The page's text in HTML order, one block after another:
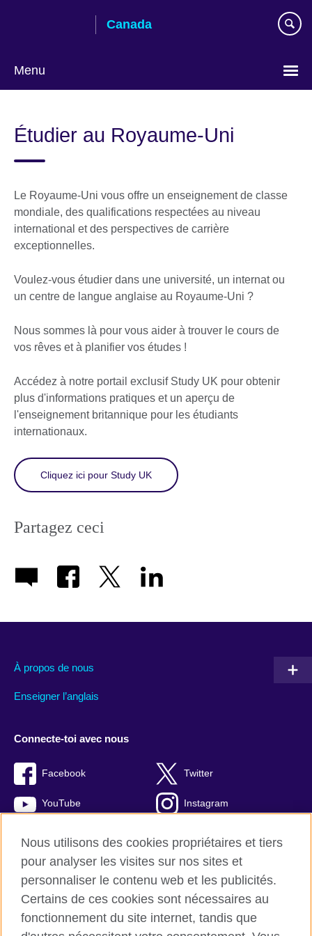
Canada
Menu
langue
Étudier au Royaume-Uni
Le Royaume-Uni vous offre un enseignement de classe
mondiale, des qualifications respectées au niveau
international et des perspectives de carrière
exceptionnelles.
Voulez-vous étudier dans une université, un internat ou
un centre de langue anglaise au Royaume-Uni ?
Nous sommes là pour vous aider à trouver le cours de
vos rêves et à planifier vos études !
Accédez à notre portail exclusif Study UK pour obtenir
plus d'informations pratiques et un aperçu de
l'enseignement britannique pour les étudiants
internationaux.
Cliquez ici pour Study UK
Partagez ceci
À propos de nous
Enseigner l’anglais
Connecte-toi avec nous
Facebook Twitter
YouTube Instagram
British Council monde
Protection des renseignements personnels
Nous utilisons des cookies propriétaires et tiers
pour analyser les visites sur nos sites et
personnaliser le contenu web et les publicités.
Certains de ces cookies sont nécessaires au
fonctionnement du site internet, tandis que